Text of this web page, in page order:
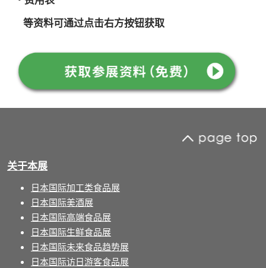
等资料可通过点击右方按钮获取
关于本展
日本国际加工类食品展
日本国际美酒展
日本国际高端食品展
日本国际生鲜食品展
日本国际未来食品趋势展
日本国际访日游客食品展